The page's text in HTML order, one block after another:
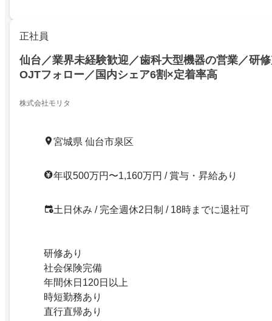
正社員
仙台／業界未経験歓迎／歯科大型機器の営業／研
OJTフォロー／国内シェア6割×定着率高
株式会社モリタ
宮城県 仙台市泉区
年収500万円〜1,160万円 / 賞与・昇給あり
土日休み / 完全週休2日制 / 18時までに退社可
研修あり
社会保険完備
年間休日120日以上
時短勤務あり
直行直帰あり